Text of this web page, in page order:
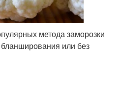
метода заморозки
или без